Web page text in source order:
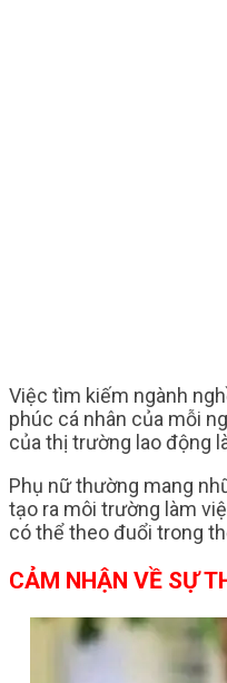
Việc tìm kiếm ngành
phúc cá nhân của mỗi
của thị trường lao động
Phụ nữ thường mang
tạo ra môi trường làm
có thể theo đuổi trong
CẢM NHẬN VỀ SỰ